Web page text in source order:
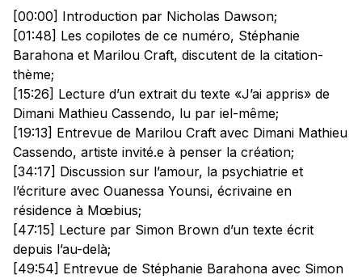
[00:00] Introduction par Nicholas Dawson;
[01:48] Les copilotes de ce numéro, Stéphanie
Barahona et Marilou Craft, discutent de la citation-
thème;
[15:26] Lecture d’un extrait du texte «J’ai appris» de
Dimani Mathieu Cassendo, lu par iel-même;
[19:13] Entrevue de Marilou Craft avec Dimani Mathieu
Cassendo, artiste invité.e à penser la création;
[34:17] Discussion sur l’amour, la psychiatrie et
l’écriture avec Ouanessa Younsi, écrivaine en
résidence à Mœbius;
[47:15] Lecture par Simon Brown d’un texte écrit
depuis l’au-delà;
[49:54] Entrevue de Stéphanie Barahona avec Simon